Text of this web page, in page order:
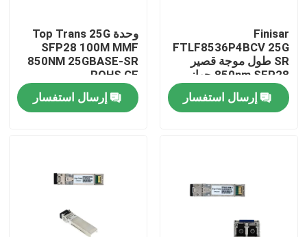
اتصل بنا
أخبار
وحدة بصرية 400G/800G
وحدة 100G QSFP28
Finisar
FTLF8536P4BCV 25G
SR طول موجة قصير
850nm SFP28 جهاز
استقبال بصري
إرسال استفسار
وحدة Top Trans 25G
SFP28 100M MMF
850NM 25GBASE-SR
ROHS CE
إرسال استفسار